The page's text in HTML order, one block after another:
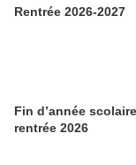
Rentrée 2026-2027
Fin d’année
rentrée 2026